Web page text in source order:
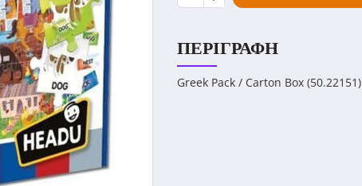
ΠΕΡΙΓΡΑΦΉ
Greek Pack / Carton Box (50.22151)